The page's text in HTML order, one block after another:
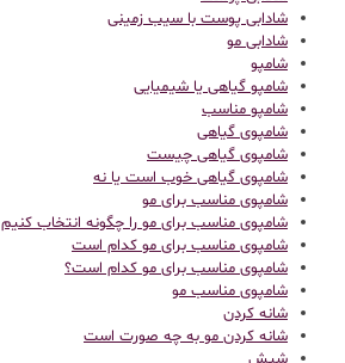
شادابی پوست با سیب زمینی
شادابی مو
شامپو
شامپو گیاهی یا شیمیایی
شامپو مناسب
شامپوی گیاهی
شامپوی گیاهی چیست
شامپوی گیاهی خوب است یا نه
شامپوی مناسب برای مو
شامپوی مناسب برای مو را چگونه انتخاب کنیم
شامپوی مناسب برای مو کدام است
شامپوی مناسب برای مو کدام است؟
شامپوی مناسب مو
شانه کردن
شانه کردن مو به چه صورت است